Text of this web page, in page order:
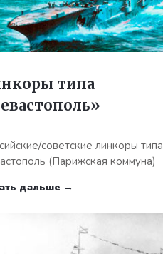
типа
советские линкоры типа
(Парижская коммуна)
дальше →